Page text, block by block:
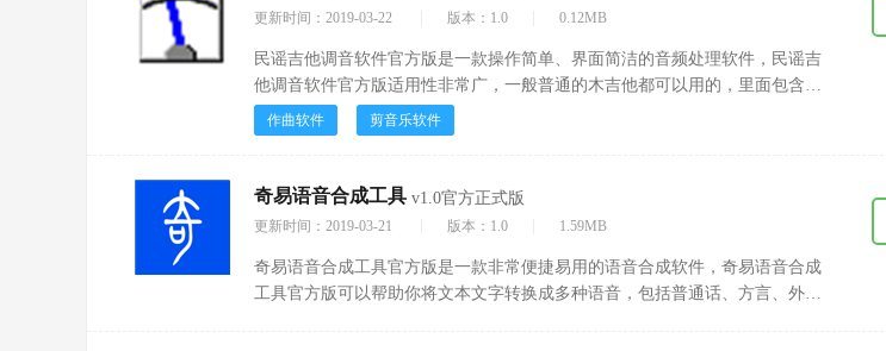
更新时间：2019-03-22 版本：1.0 0.12MB
民谣吉他调音软件官方版是一款操作简单、界面简洁的音频处理软件，民谣吉
他调音软件官方版适用性非常广，一般普通的木吉他都可以用的，里面包含很
多调可以根据自己的要求进行设置调音，调音很敏感，也很准确，非常好用的
一款软件。
作曲软件 剪音乐软件
奇易语音合成工具 v1.0官方正式版
更新时间：2019-03-21 版本：1.0 1.59MB
奇易语音合成工具官方版是一款非常便捷易用的语音合成软件，奇易语音合成
工具官方版可以帮助你将文本文字转换成多种语音，包括普通话、方言、外国